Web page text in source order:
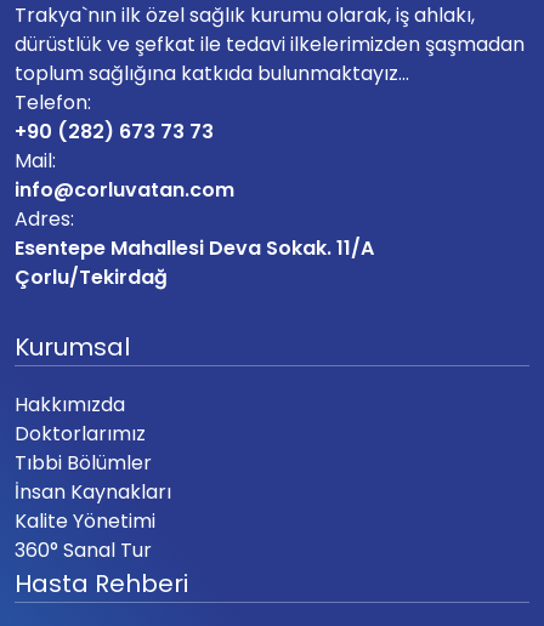
Trakya`nın ilk özel sağlık kurumu olarak, iş ahlakı,
dürüstlük ve şefkat ile tedavi ilkelerimizden şaşmadan
toplum sağlığına katkıda bulunmaktayız...
Telefon:
+90 (282) 673 73 73
Mail:
info@corluvatan.com
Adres:
Esentepe Mahallesi Deva Sokak. 11/A
Çorlu/Tekirdağ
Kurumsal
Hakkımızda
Doktorlarımız
Tıbbi Bölümler
İnsan Kaynakları
Kalite Yönetimi
360° Sanal Tur
Hasta Rehberi